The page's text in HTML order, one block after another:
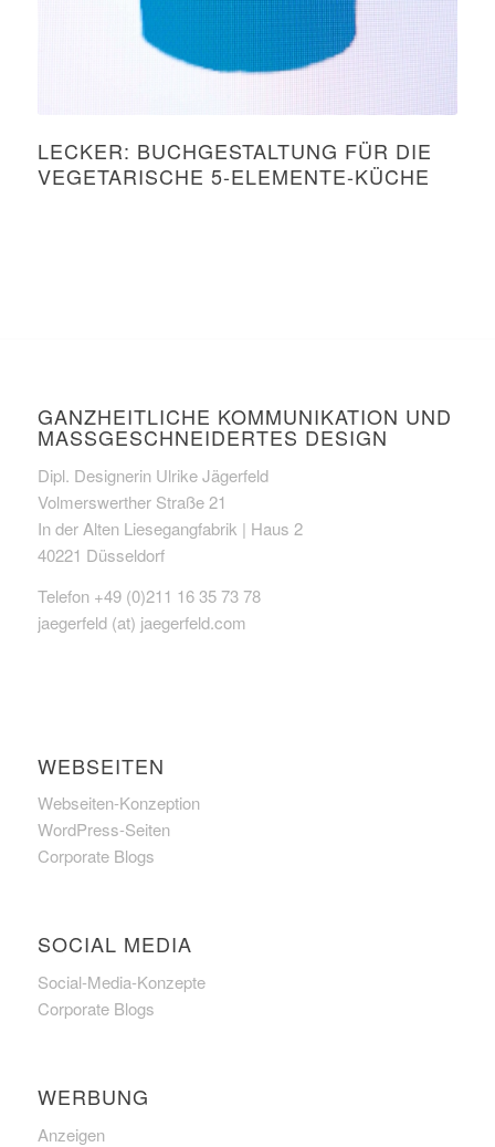
LECKER: BUCHGESTALTUNG FÜR DIE
VEGETARISCHE 5-ELEMENTE-KÜCHE
GANZHEITLICHE KOMMUNIKATION UND
MASSGESCHNEIDERTES DESIGN
Dipl. Designerin Ulrike Jägerfeld
Volmerswerther Straße 21
In der Alten Liesegangfabrik | Haus 2
40221 Düsseldorf
Telefon +49 (0)211 16 35 73 78
jaegerfeld (at) jaegerfeld.com
WEBSEITEN
Webseiten-Konzeption
WordPress-Seiten
Corporate Blogs
SOCIAL MEDIA
Social-Media-Konzepte
Corporate Blogs
WERBUNG
Anzeigen